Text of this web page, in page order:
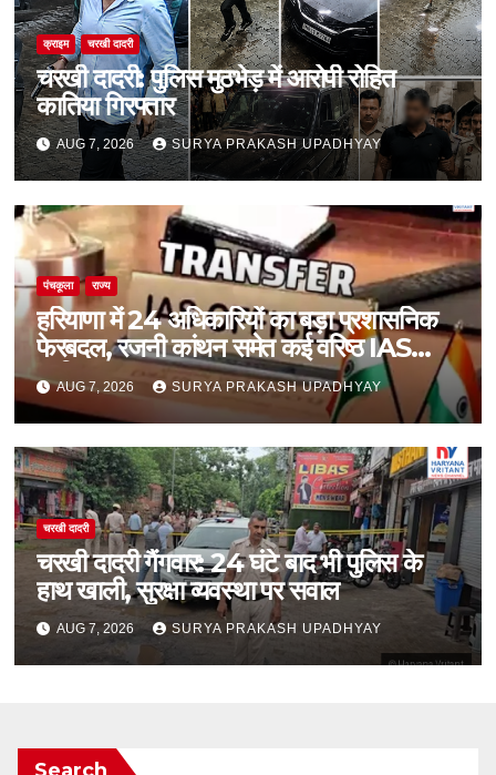
क्राइम चरखी दादरी
चरखी दादरी: पुलिस मुठभेड़ में आरोपी रोहित
कातिया गिरफ्तार
AUG 7, 2026 SURYA PRAKASH UPADHYAY
पंचकूला राज्य
हरियाणा में 24 अधिकारियों का बड़ा प्रशासनिक
फेरबदल, रजनी कांथन समेत कई वरिष्ठ IAS
शामिल
AUG 7, 2026 SURYA PRAKASH UPADHYAY
चरखी दादरी
चरखी दादरी गैंगवार: 24 घंटे बाद भी पुलिस के
हाथ खाली, सुरक्षा व्यवस्था पर सवाल
AUG 7, 2026 SURYA PRAKASH UPADHYAY